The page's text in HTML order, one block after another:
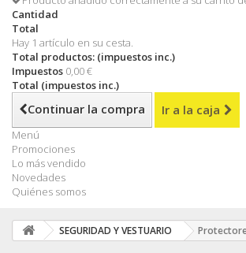
Cantidad
Total
Hay 1 artículo en su cesta.
Total productos: (impuestos inc.)
Impuestos 0,00 €
Total (impuestos inc.)
Continuar la compra Ir a la caja
Menú
Promociones
Lo más vendido
Novedades
Quiénes somos
SEGURIDAD Y VESTUARIO